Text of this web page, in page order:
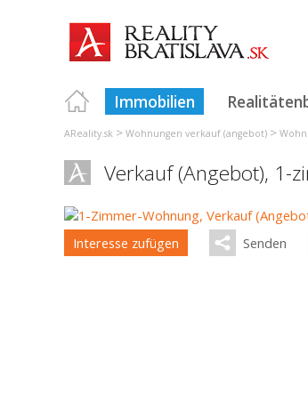
Immobilien
AReality.sk > Wohnungen verkauf (angebot) >
Verkauf (Angebot), 1-
Interesse zufügen Senden